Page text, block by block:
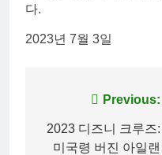
다.
2023년 7월 3일
navigation
Previous:
2023 디즈니 크루즈:
미국령 버진 아일랜